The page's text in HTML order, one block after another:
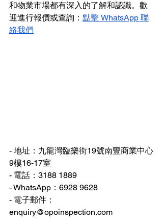
和物業市場都有深入的了解和認識。歡
迎進行報價或查詢： 點擊 WhatsApp 聯
絡我們
- 地址：九龍灣臨樂街19號南豐商業中心
9樓16-17室
- 電話：3188 1889
- WhatsApp：6928 9628
- 電子郵件：
enquiry@opoinspection.com